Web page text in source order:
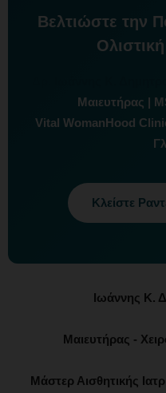
Βελτιώστε την
Μαιευτήρας |
Vital WomanHood
Κλείστε
Ιωάννης Κ.
Μαιευτήρας -
Μάστερ Αισθητικής